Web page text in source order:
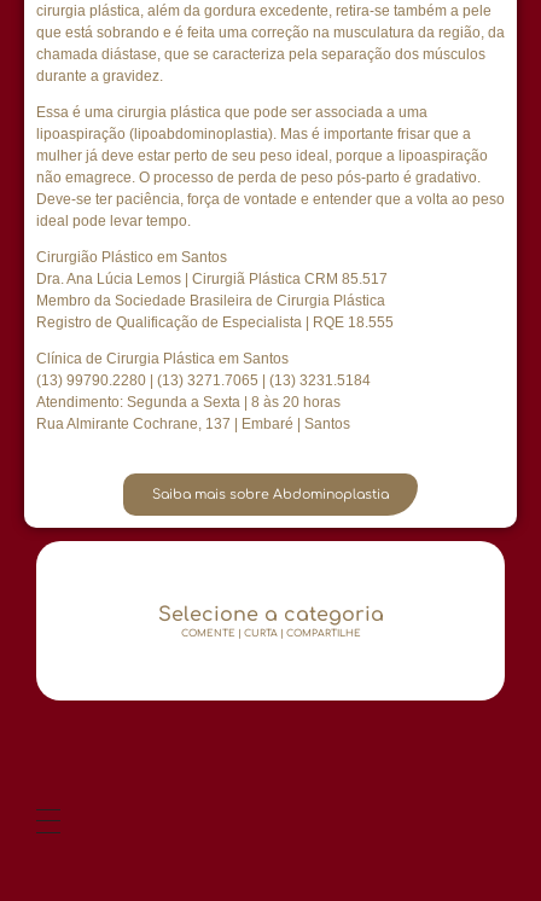
cirurgia plástica, além da gordura excedente, retira-se também a pele
que está sobrando e é feita uma correção na musculatura da região, da
chamada diástase, que se caracteriza pela separação dos músculos
durante a gravidez.
Essa é uma cirurgia plástica que pode ser associada a uma
lipoaspiração (lipoabdominoplastia). Mas é importante frisar que a
mulher já deve estar perto de seu peso ideal, porque a lipoaspiração
não emagrece. O processo de perda de peso pós-parto é gradativo.
Deve-se ter paciência, força de vontade e entender que a volta ao peso
ideal pode levar tempo.
Cirurgião Plástico em Santos
Dra. Ana Lúcia Lemos | Cirurgiã Plástica CRM 85.517
Membro da Sociedade Brasileira de Cirurgia Plástica
Registro de Qualificação de Especialista | RQE 18.555
Clínica de Cirurgia Plástica em Santos
(13) 99790.2280 | (13) 3271.7065 | (13) 3231.5184
Atendimento: Segunda a Sexta | 8 às 20 horas
Rua Almirante Cochrane, 137 | Embaré | Santos
Saiba mais sobre Abdominoplastia
Selecione a categoria
COMENTE | CURTA | COMPARTILHE